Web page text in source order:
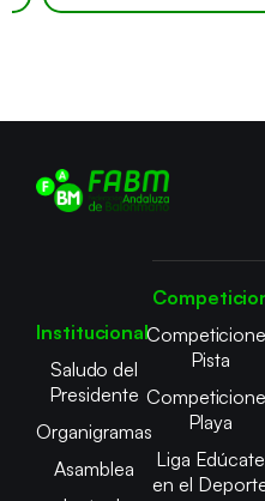
Institucional
Saludo del
Presidente
Organigramas
Asamblea
Pista
Playa
Liga Edúcate
en el